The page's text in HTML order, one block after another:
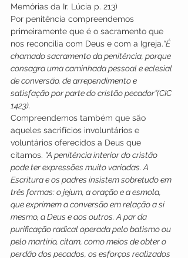
Memórias da Ir. Lúcia p. 213)
Por penitência compreendemos
primeiramente que é o sacramento que
nos reconcilia com Deus e com a Igreja.“É
chamado sacramento da penitência, porque
consagra uma caminhada pessoal e eclesial
de conversão, de arrependimento e
satisfação por parte do cristão pecador”(CIC
1423).
Compreendemos também que são
aqueles sacrifícios involuntários e
voluntários oferecidos a Deus que
citamos. “A penitência interior do cristão
pode ter expressões muito variadas. A
Escritura e os padres insistem sobretudo em
três formas: o jejum, a oração e a esmola,
que exprimem a conversão em relação a si
mesmo, a Deus e aos outros. A par da
purificação radical operada pelo batismo ou
pelo martírio, citam, como meios de obter o
perdão dos pecados, os esforços realizados